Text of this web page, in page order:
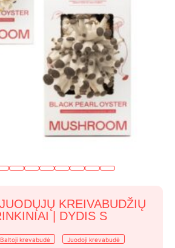
KREIVABUDŽIŲ
| DYDIS S
Baltoji krevabudė
Juodoji krevabudė